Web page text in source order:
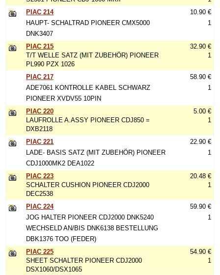
PIAC 214
HAUPT- SCHALTRAD PIONEER CMX5000
DNK3407
10.90 €
1
PIAC 215
T/T WELLE SATZ (MIT ZUBEHÖR) PIONEER
PL990 PZX 1026
32.90 €
1
PIAC 217
ADE7061 KONTROLLE KABEL SCHWARZ
PIONEER XVDV55 10PIN
58.90 €
1
PIAC 220
LAUFROLLE A.ASSY PIONEER CDJ850 =
DXB2118
5.00 €
1
PIAC 221
LADE- BASIS SATZ (MIT ZUBEHÖR) PIONEER
CDJ1000MK2 DEA1022
22.90 €
1
PIAC 223
SCHALTER CUSHION PIONEER CDJ2000
DEC2538
20.48 €
1
PIAC 224
JOG HALTER PIONEER CDJ2000 DNK5240
WECHSELD AN/BIS DNK6138 BESTELLUNG
DBK1376 TOO (FEDER)
59.90 €
1
PIAC 225
SHEET SCHALTER PIONEER CDJ2000
DSX1060/DSX1065
54.90 €
1